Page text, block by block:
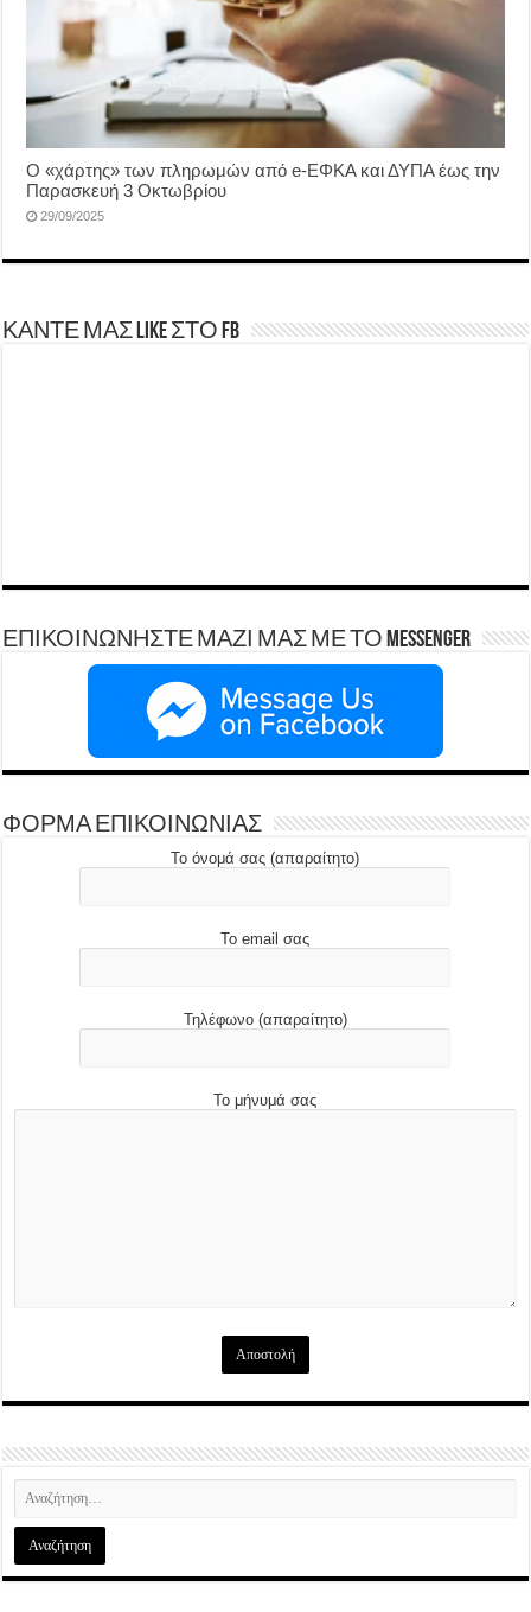
Ο «χάρτης» των πληρωμών από e-ΕΦΚΑ και ΔΥΠΑ έως την
Παρασκευή 3 Οκτωβρίου
29/09/2025
ΚΑΝΤΕ ΜΑΣ LIKE ΣΤΟ FB
ΕΠΙΚΟΙΝΩΝΗΣΤΕ ΜΑΖΙ ΜΑΣ ΜΕ ΤΟ Messenger
ΦΟΡΜΑ ΕΠΙΚΟΙΝΩΝΙΑΣ
Το όνομά σας (απαραίτητο)
Το email σας
Τηλέφωνο (απαραίτητο)
Το μήνυμά σας